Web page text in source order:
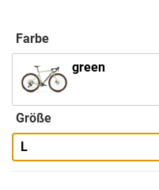
Farbe
green
Größe
L